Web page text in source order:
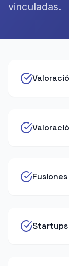
vinculadas.